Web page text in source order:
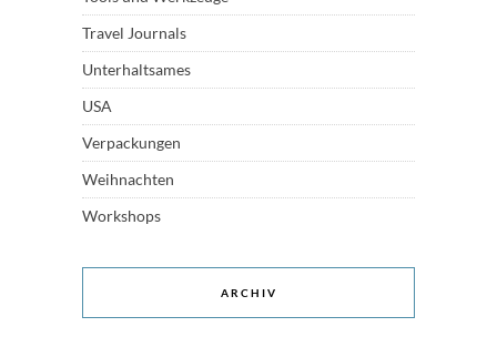
Travel Journals
Unterhaltsames
USA
Verpackungen
Weihnachten
Workshops
ARCHIV